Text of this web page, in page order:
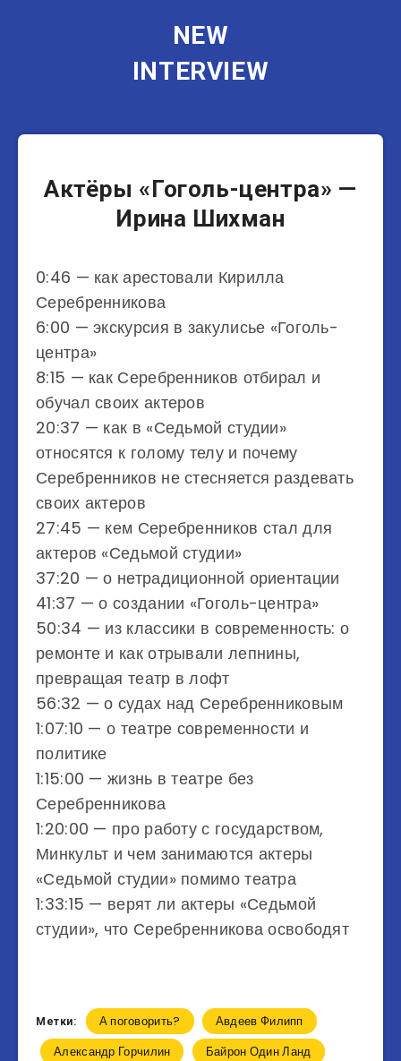
NEW
INTERVIEW
Актеры
Актёры «Гоголь-центра» —
Ирина Шихман
0:46 — как арестовали Кирилла
Серебренникова
6:00 — экскурсия в закулисье «Гоголь-
центра»
8:15 — как Серебренников отбирал и
обучал своих актеров
20:37 — как в «Седьмой студии»
относятся к голому телу и почему
Серебренников не стесняется раздевать
своих актеров
27:45 — кем Серебренников стал для
актеров «Седьмой студии»
37:20 — о нетрадиционной ориентации
41:37 — о создании «Гоголь-центра»
50:34 — из классики в современность: о
ремонте и как отрывали лепнины,
превращая театр в лофт
56:32 — о судах над Серебренниковым
1:07:10 — о театре современности и
политике
1:15:00 — жизнь в театре без
Серебренникова
1:20:00 — про работу с государством,
Минкульт и чем занимаются актеры
«Седьмой студии» помимо театра
1:33:15 — верят ли актеры «Седьмой
студии», что Серебренникова освободят
Метки: А поговорить?
Авдеев Филипп
Александр Горчилин
Байрон Один Ланд